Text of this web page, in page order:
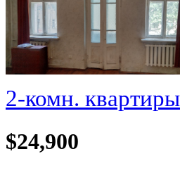
2-комн. квартиры
$24,900